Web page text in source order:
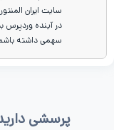
سایت ایران
در آینده وردپرس
سهمی داشته
پرسشی